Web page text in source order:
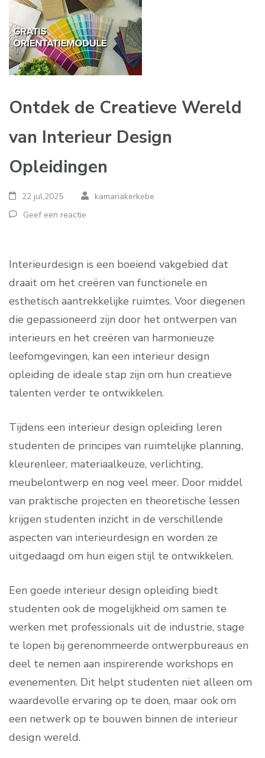
Ontdek de Creatieve Wereld
van Interieur Design
Opleidingen
22 jul,2025
kamariakerkebe
Geef een reactie
Interieurdesign is een boeiend vakgebied dat
draait om het creëren van functionele en
esthetisch aantrekkelijke ruimtes. Voor diegenen
die gepassioneerd zijn door het ontwerpen van
interieurs en het creëren van harmonieuze
leefomgevingen, kan een interieur design
opleiding de ideale stap zijn om hun creatieve
talenten verder te ontwikkelen.
Tijdens een interieur design opleiding leren
studenten de principes van ruimtelijke planning,
kleurenleer, materiaalkeuze, verlichting,
meubelontwerp en nog veel meer. Door middel
van praktische projecten en theoretische lessen
krijgen studenten inzicht in de verschillende
aspecten van interieurdesign en worden ze
uitgedaagd om hun eigen stijl te ontwikkelen.
Een goede interieur design opleiding biedt
studenten ook de mogelijkheid om samen te
werken met professionals uit de industrie, stage
te lopen bij gerenommeerde ontwerpbureaus en
deel te nemen aan inspirerende workshops en
evenementen. Dit helpt studenten niet alleen om
waardevolle ervaring op te doen, maar ook om
een netwerk op te bouwen binnen de interieur
design wereld.